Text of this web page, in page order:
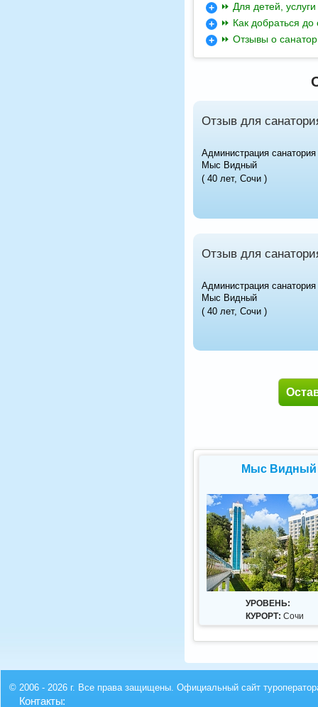
⏩ Для детей,
⏩ Как добраться до
⏩ Отзывы о
Отзыв для
Администрация санатория
Мыс Видный
( 40 лет, Сочи )
Отзыв для
Администрация санатория
Мыс Видный
( 40 лет, Сочи )
Мыс Видный
УРОВЕНЬ:
КУРОРТ: Сочи
© 2006 - 2026 г. Все права защищены. Официальный сайт
Контакты: